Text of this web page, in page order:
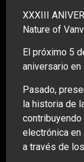
XXXIII
Nature of
El próximo 5
aniversario en
Pasado,
la historia de
electrónica en
a través de